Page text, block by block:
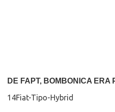
DE FAPT, BOMBONICA ERA
14Fiat-Tipo-Hybrid